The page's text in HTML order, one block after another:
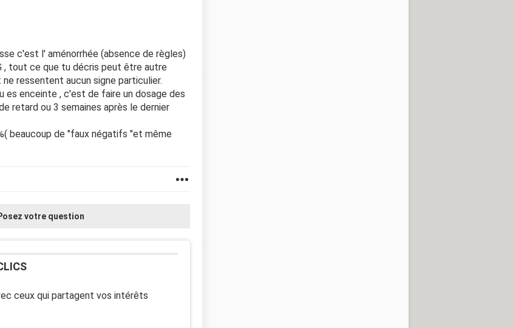
c'est l' aménorrhée (absence de règles)
, tout ce que tu décris peut être autre
ressentent aucun signe particulier.
es enceinte , c'est de faire un dosage des
retard ou 3 semaines après le dernier
beaucoup de "faux négatifs "et même
votre question
ceux qui partagent vos intérêts